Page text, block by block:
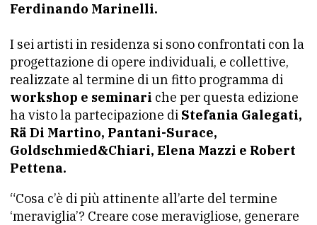
Ferdinando Marinelli.
I sei artisti in residenza si sono confrontati con la
progettazione di opere individuali, e collettive,
realizzate al termine di un fitto programma di
workshop e seminari che per questa edizione
ha visto la partecipazione di Stefania Galegati,
Rä Di Martino, Pantani-Surace,
Goldschmied&Chiari, Elena Mazzi e Robert
Pettena.
“Cosa c’è di più attinente all’arte del termine
‘meraviglia’? Creare cose meravigliose, generare